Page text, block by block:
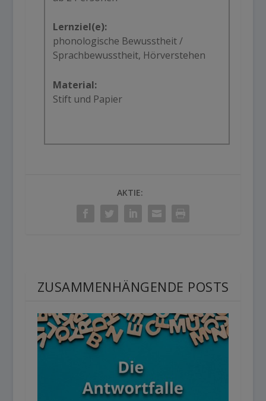
Lernziel(e):
phonologische Bewusstheit /
Sprachbewusstheit, Hörverstehen
Material:
Stift und Papier
AKTIE:
ZUSAMMENHÄNGENDE POSTS